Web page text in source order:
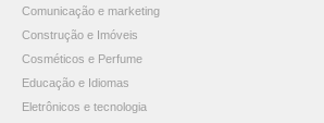
Comunicação e marketing
Construção e Imóveis
Cosméticos e Perfume
Educação e Idiomas
Eletrônicos e tecnologia